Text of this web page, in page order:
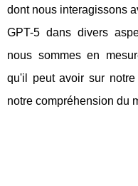
dont nous interagissons
GPT-5 dans divers
nous sommes en
qu'il peut avoir sur
notre compréhension du